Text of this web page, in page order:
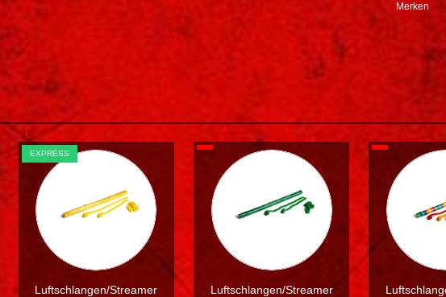
Merken
EXPRESS
Luftschlangen/Streamer
Luftschlangen/Streamer